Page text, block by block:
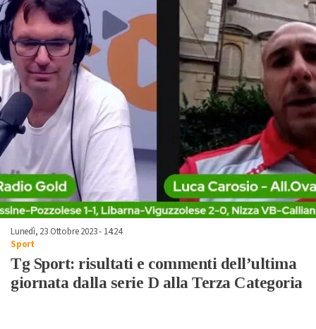
Lunedì, 23 Ottobre 2023 - 14:24
Sport
Tg Sport: risultati e commenti dell’ultima
giornata dalla serie D alla Terza Categoria